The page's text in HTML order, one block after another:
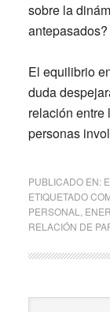
sobre la
antepasados?
El equilibrio
duda
relación entre
personas
PUBLICADO EN:
ETIQUETADO
PERSONAL
RELACIÓN DE